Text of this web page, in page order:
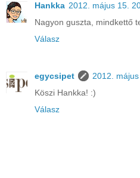
Hankka 2012. május 15.
Nagyon guszta, mindkettő
Válasz
egycsipet
2012.
Köszi Hankka! :)
Válasz